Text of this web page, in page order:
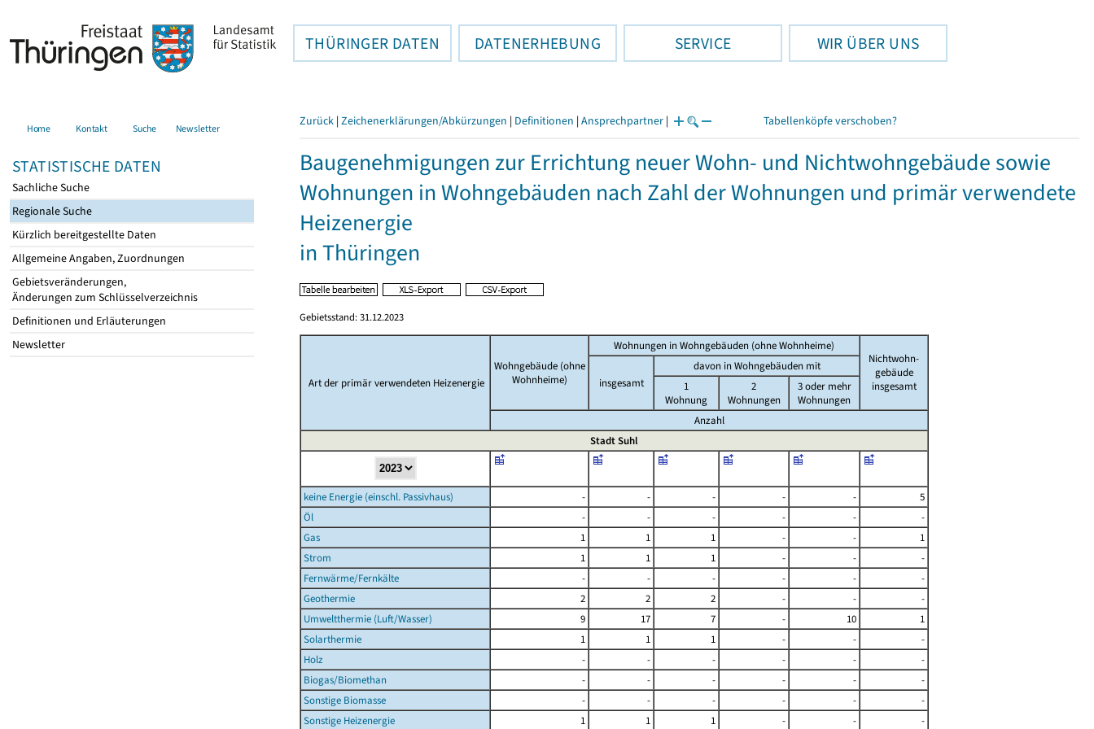
THÜRINGER DATEN DATENERHEBUNG SERVICE WIR ÜBER UNS
Home Kontakt Suche Newsletter
STATISTISCHE DATEN
Sachliche Suche
Regionale Suche
Kürzlich bereitgestellte Daten
Allgemeine Angaben, Zuordnungen
Gebietsveränderungen,
Änderungen zum Schlüsselverzeichnis
Definitionen und Erläuterungen
Newsletter
Zurück | Zeichenerklärungen/Abkürzungen | Definitionen | Ansprechpartner | Tabellenköpfe verschoben?
Baugenehmigungen zur Errichtung neuer Wohn- und Nichtwohngebäude sowie
Wohnungen in Wohngebäuden nach Zahl der Wohnungen und primär verwendete
Heizenergie
in Thüringen
Gebietsstand: 31.12.2023
Art der primär verwendeten Heizenergie
Wohngebäude (ohne
Wohnheime)
Wohnungen in Wohngebäuden (ohne Wohnheime)
Nichtwohn-
gebäude
insgesamt
insgesamt
davon in Wohngebäuden mit
1
Wohnung
2
Wohnungen
3 oder mehr
Wohnungen
Anzahl
Stadt Suhl
keine Energie (einschl. Passivhaus) - - - - -
5
Öl
- - - - -
-
Gas
1 1 1 - -
1
Strom
1 1 1 - -
-
Fernwärme/Fernkälte
- - - - -
-
Geothermie
2 2 2 - -
-
Umweltthermie (Luft/Wasser)
9 17 7 - 10
1
Solarthermie
1 1 1 - -
-
Holz
- - - - -
-
Biogas/Biomethan
- - - - -
-
Sonstige Biomasse
- - - - -
-
Sonstige Heizenergie
1 1 1 - - -